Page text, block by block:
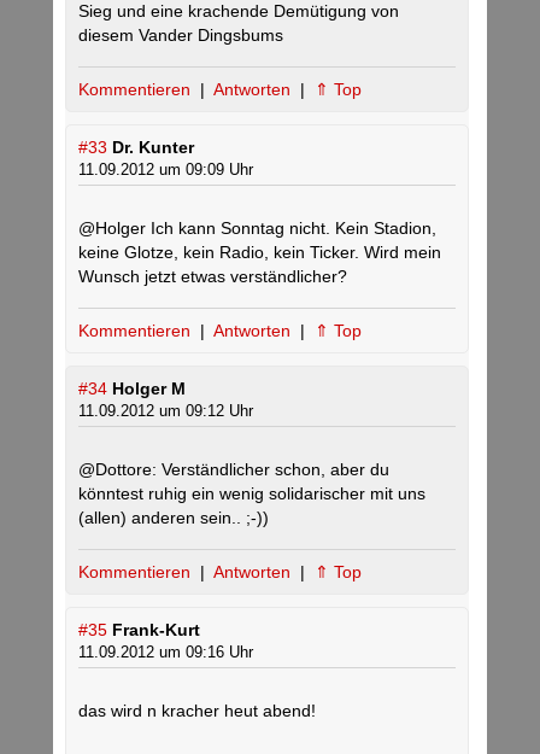
Sieg und eine krachende Demütigung von
diesem Vander Dingsbums
Kommentieren | Antworten | ⇑ Top
#33 Dr. Kunter
11.09.2012 um 09:09 Uhr
@Holger Ich kann Sonntag nicht. Kein Stadion,
keine Glotze, kein Radio, kein Ticker. Wird mein
Wunsch jetzt etwas verständlicher?
Kommentieren | Antworten | ⇑ Top
#34 Holger M
11.09.2012 um 09:12 Uhr
@Dottore: Verständlicher schon, aber du
könntest ruhig ein wenig solidarischer mit uns
(allen) anderen sein.. ;-))
Kommentieren | Antworten | ⇑ Top
#35 Frank-Kurt
11.09.2012 um 09:16 Uhr
das wird n kracher heut abend!